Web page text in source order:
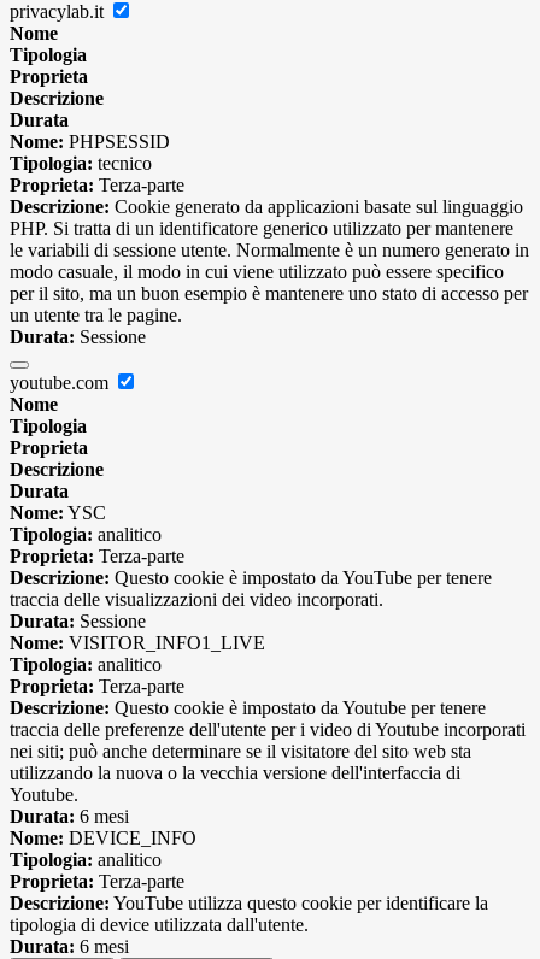
privacylab.it
Nome
Tipologia
Proprieta
Descrizione
Durata
Nome: PHPSESSID
Tipologia: tecnico
Proprieta: Terza-parte
Descrizione: Cookie generato da applicazioni basate sul linguaggio
PHP. Si tratta di un identificatore generico utilizzato per mantenere
le variabili di sessione utente. Normalmente è un numero generato in
modo casuale, il modo in cui viene utilizzato può essere specifico
per il sito, ma un buon esempio è mantenere uno stato di accesso per
un utente tra le pagine.
Durata: Sessione
youtube.com
Nome
Tipologia
Proprieta
Descrizione
Durata
Nome: YSC
Tipologia: analitico
Proprieta: Terza-parte
Descrizione: Questo cookie è impostato da YouTube per tenere
traccia delle visualizzazioni dei video incorporati.
Durata: Sessione
Nome: VISITOR_INFO1_LIVE
Tipologia: analitico
Proprieta: Terza-parte
Descrizione: Questo cookie è impostato da Youtube per tenere
traccia delle preferenze dell'utente per i video di Youtube incorporati
nei siti; può anche determinare se il visitatore del sito web sta
utilizzando la nuova o la vecchia versione dell'interfaccia di
Youtube.
Durata: 6 mesi
Nome: DEVICE_INFO
Tipologia: analitico
Proprieta: Terza-parte
Descrizione: YouTube utilizza questo cookie per identificare la
tipologia di device utilizzata dall'utente.
Durata: 6 mesi